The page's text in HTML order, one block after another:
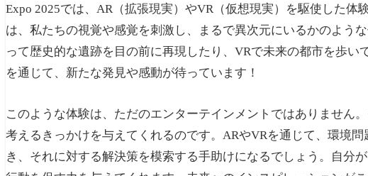
Expo 2025では、AR（拡張現実）やVR（仮想現実）を駆使した体
は、私たちの視覚や感覚を刺激し、まるで異次元にいるかのよう
って歴史的な遺跡を目の前に再現したり、VRで未来の都市を歩
を通じて、新たな発見や感動が待っています！
このような体験は、ただのエンターテインメントではありません
考えるきっかけを与えてくれるのです。ARやVRを通じて、環境
き、それに対する解決策を模索する手助けになるでしょう。自分